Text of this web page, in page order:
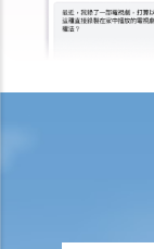
涉及致命意外的申索
怎樣才算是因工及